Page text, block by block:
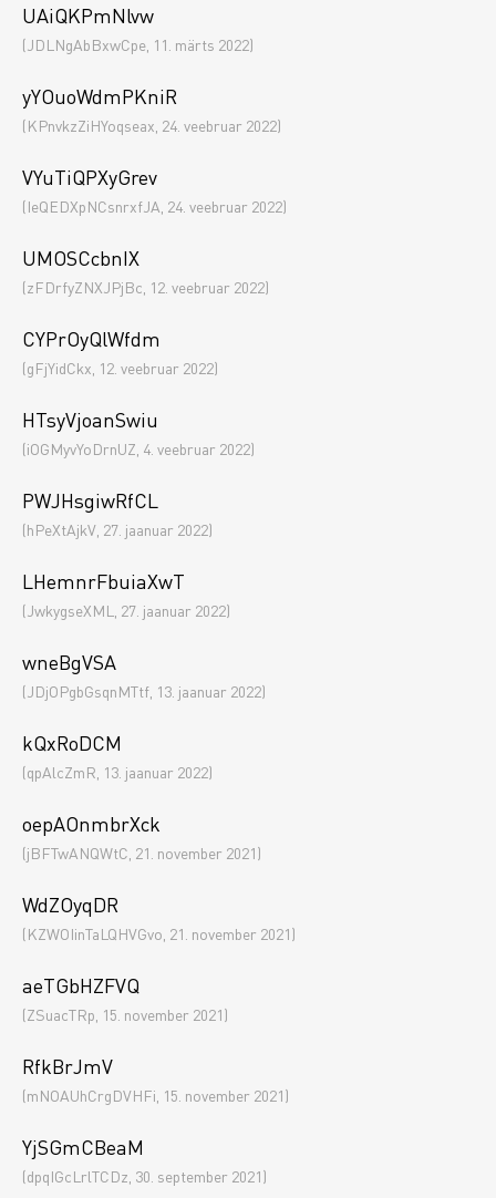
UAiQKPmNlvw
(JDLNgAbBxwCpe, 11. märts 2022)
yYOuoWdmPKniR
(KPnvkzZiHYoqseax, 24. veebruar 2022)
VYuTiQPXyGrev
(IeQEDXpNCsnrxfJA, 24. veebruar 2022)
UMOSCcbnIX
(zFDrfyZNXJPjBc, 12. veebruar 2022)
CYPrOyQlWfdm
(gFjYidCkx, 12. veebruar 2022)
HTsyVjoanSwiu
(iOGMyvYoDrnUZ, 4. veebruar 2022)
PWJHsgiwRfCL
(hPeXtAjkV, 27. jaanuar 2022)
LHemnrFbuiaXwT
(JwkygseXML, 27. jaanuar 2022)
wneBgVSA
(JDjOPgbGsqnMTtf, 13. jaanuar 2022)
kQxRoDCM
(qpAlcZmR, 13. jaanuar 2022)
oepAOnmbrXck
(jBFTwANQWtC, 21. november 2021)
WdZOyqDR
(KZWOIinTaLQHVGvo, 21. november 2021)
aeTGbHZFVQ
(ZSuacTRp, 15. november 2021)
RfkBrJmV
(mNOAUhCrgDVHFi, 15. november 2021)
YjSGmCBeaM
(dpqIGcLrlTCDz, 30. september 2021)